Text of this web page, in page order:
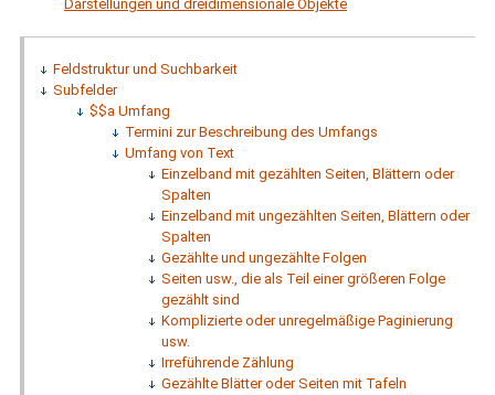
Darstellungen und dreidimensionale Objekte
Feldstruktur und Suchbarkeit
Subfelder
$$a Umfang
Termini zur Beschreibung des Umfangs
Umfang von Text
Einzelband mit gezählten Seiten, Blättern oder
Spalten
Einzelband mit ungezählten Seiten, Blättern oder
Spalten
Gezählte und ungezählte Folgen
Seiten usw., die als Teil einer größeren Folge
gezählt sind
Komplizierte oder unregelmäßige Paginierung
usw.
Irreführende Zählung
Gezählte Blätter oder Seiten mit Tafeln